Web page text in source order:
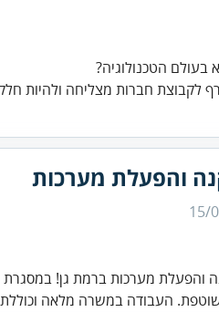
הטכנולוגיה?
לקבוצת חברות מצליחה ולהיות
והפעלת מערכות
15/
והפעלת מערכות ברמת גן!
העבודה במשרה מלאה וכוללת